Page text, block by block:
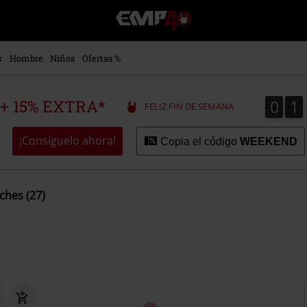
EMP
-
Música,
Merch
Ropa
Alternativa
Hombre Niños Ofertas %
15% EXTRA* FELIZ FIN DE SEMANA 0
0 1
1
¡Consíguelo ahora! Copia el código WEEKEND
(27)